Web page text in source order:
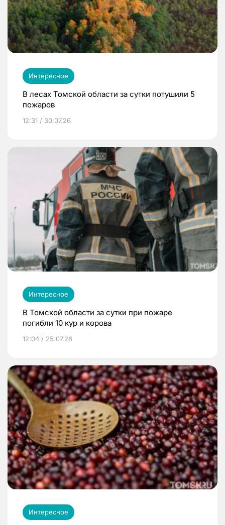
Интересное
В лесах Томской области за сутки потушили 5
пожаров
12:31 / 30.07.26
Интересное
В Томской области за сутки при пожаре
погибли 10 кур и корова
12:04 / 25.07.26
Интересное